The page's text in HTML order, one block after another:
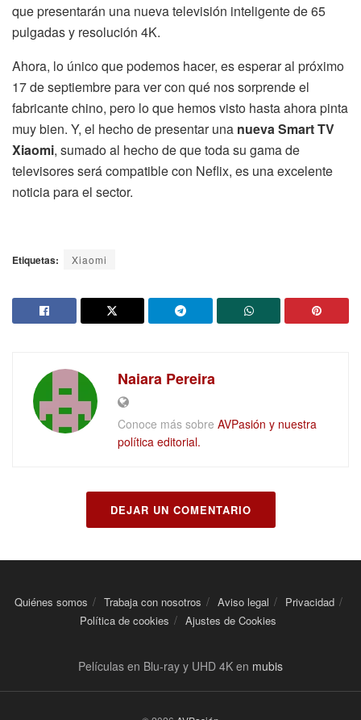
que presentarán una nueva televisión inteligente de 65
pulgadas y resolución 4K.
Ahora, lo único que podemos hacer, es esperar al próximo
17 de septiembre para ver con qué nos sorprende el
fabricante chino, pero lo que hemos visto hasta ahora pinta
muy bien. Y, el hecho de presentar una nueva Smart TV
Xiaomi, sumado al hecho de que toda su gama de
televisores será compatible con Neflix, es una excelente
noticia para el sector.
Etiquetas: Xiaomi
Naiara Pereira
Conoce más sobre AVPasión y nuestra
política editorial.
DEJAR UN COMENTARIO
Quiénes somos Trabaja con nosotros Aviso legal
Privacidad
Política de cookies
Ajustes de Cookies
Películas en Blu-ray y UHD 4K en mubis